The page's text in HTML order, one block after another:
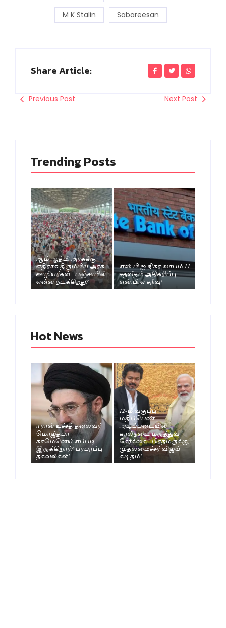
M K Stalin Sabareesan
Share Article:
Previous Post Next Post
Trending Posts
ஆம் ஆத்மி அரசுக்கு
எதிராக திரும்பிய அரசு
ஊழியர்கள்.. பஞ்சாபில்
என்ன நடக்கிறது?
எஸ்.பி.ஐ நிகர லாபம் 11
சதவீதம் அதிகரிப்பு..
என்.பி.ஏ சரிவு!
Hot News
ஈரான் உச்சத் தலைவர்
மொஜ்தபா
காமெனெய் எப்படி
இருக்கிறார்? பரபரப்பு
தகவல்கள்!
12-ம் வகுப்பு
மதிப்பெண்
அடிப்படையில்
கால்நடை மருத்துவ
சேர்க்கை.. பிரதமருக்கு,
முதலமைச்சர் விஜய்
கடிதம்!